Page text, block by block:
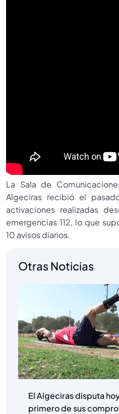
La Sala de
Algeciras recibió el
activaciones realizadas
emergencias 112, lo que
10 avisos diarios.
Otras Noticias
El Algeciras disputa
primero de sus